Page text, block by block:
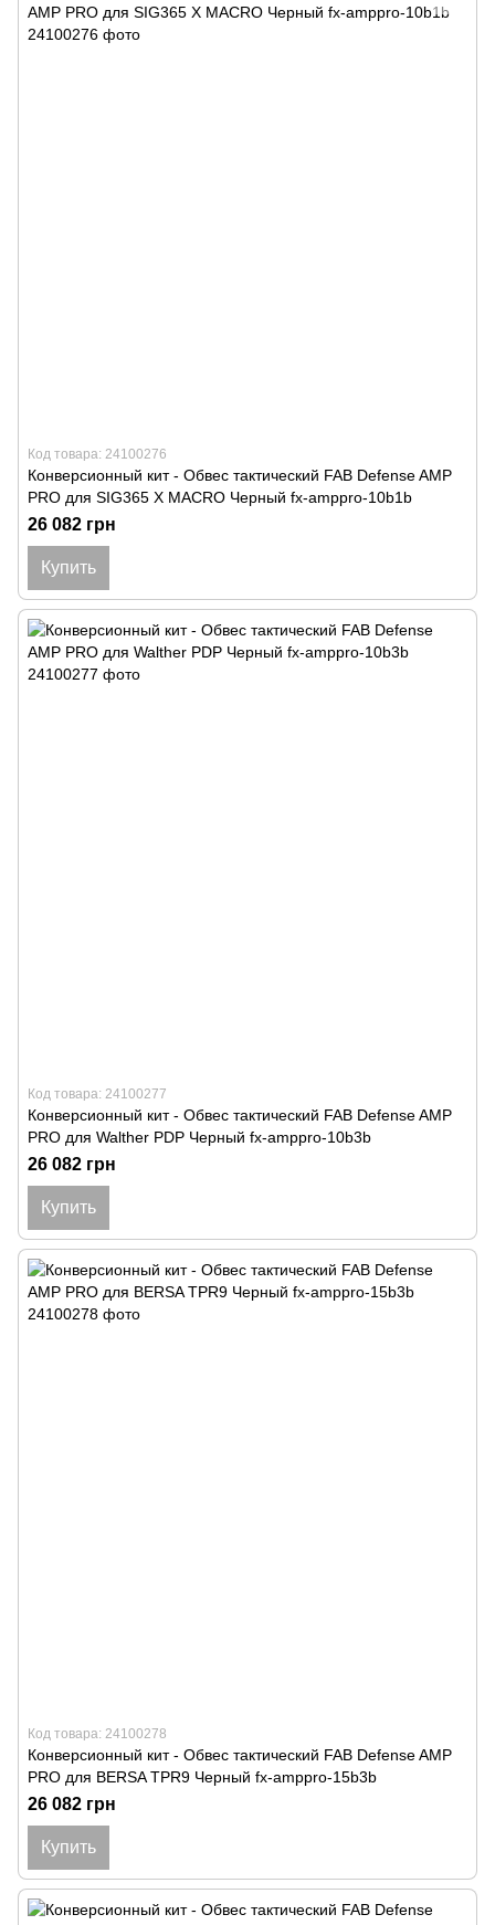
Код товара: 24100276
Конверсионный кит - Обвес тактический FAB Defense AMP
PRO для SIG365 X MACRO Черный fx-amppro-10b1b
26 082 грн
Купить
Код товара: 24100277
Конверсионный кит - Обвес тактический FAB Defense AMP
PRO для Walther PDP Черный fx-amppro-10b3b
26 082 грн
Купить
Код товара: 24100278
Конверсионный кит - Обвес тактический FAB Defense AMP
PRO для BERSA TPR9 Черный fx-amppro-15b3b
26 082 грн
Купить